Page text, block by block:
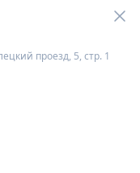
проезд, 5, стр. 1